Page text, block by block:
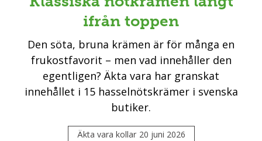
ifrån toppen
Den söta, bruna krämen är för många en
frukostfavorit – men vad innehåller den
egentligen? Äkta vara har granskat
innehållet i 15 hasselnötskrämer i svenska
butiker.
Äkta vara kollar 20 juni 2026